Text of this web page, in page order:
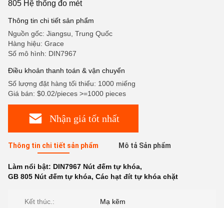
805 Hệ thống đo mét
Thông tin chi tiết sản phẩm
Nguồn gốc: Jiangsu, Trung Quốc
Hàng hiệu: Grace
Số mô hình: DIN7967
Điều khoản thanh toán & vận chuyển
Số lượng đặt hàng tối thiểu: 1000 miếng
Giá bán: $0.02/pieces >=1000 pieces
Nhận giá tốt nhất
Thông tin chi tiết sản phẩm Mô tả Sản phẩm
Làm nổi bật: DIN7967 Nút đếm tự khóa,
GB 805 Nút đếm tự khóa, Các hạt đít tự khóa chặt
Kết thúc.: Mạ kẽm